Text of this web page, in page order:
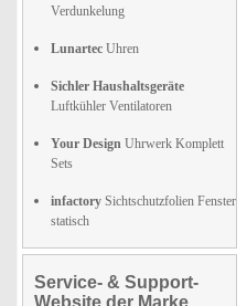
Verdunkelung
Lunartec Uhren
Sichler Haushaltsgeräte
Luftkühler Ventilatoren
Your Design Uhrwerk Komplett
Sets
infactory Sichtschutzfolien Fenster
statisch
Service- & Support-
Website der Marke